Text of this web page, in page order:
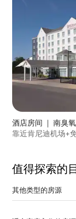
酒店房间 ｜ 南臭
靠近肯尼迪机场+
值得探索的
其他类型的房源